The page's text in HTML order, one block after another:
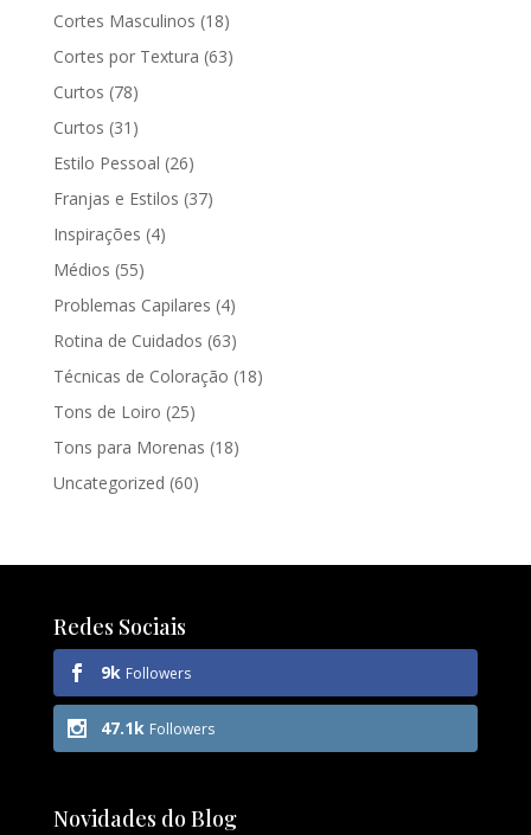
Cortes Masculinos (18)
Cortes por Textura (63)
Curtos (78)
Curtos (31)
Estilo Pessoal (26)
Franjas e Estilos (37)
Inspirações (4)
Médios (55)
Problemas Capilares (4)
Rotina de Cuidados (63)
Técnicas de Coloração (18)
Tons de Loiro (25)
Tons para Morenas (18)
Uncategorized (60)
Redes Sociais
9k Followers
47.1k Followers
Novidades do Blog